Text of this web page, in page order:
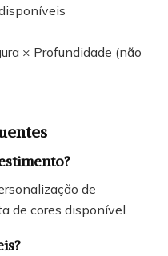
× Profundidade (não
de
de cores disponível.